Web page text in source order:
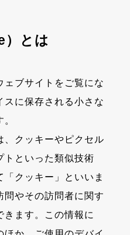
）とは
ェブサイトをご覧にな
スに保存される小さな
、クッキーやピクセル
トといった類似技術
「クッキー」といいま
問やその訪問者に関す
きます。この情報に